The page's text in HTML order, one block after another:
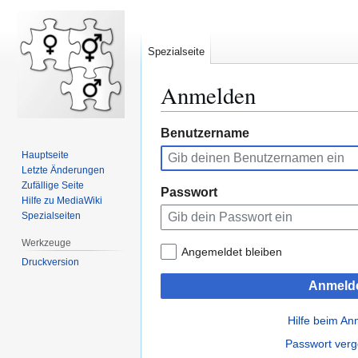
Anmelden
Zur
Navigation
springen
Zur
Suche
springen
Benutzername
Passwort
Angemeldet bleiben
Hilfe beim
Passwort
Spezialseite
Hauptseite
Letzte Änderungen
Zufällige Seite
Hilfe zu MediaWiki
Spezialseiten
Werkzeuge
Druckversion